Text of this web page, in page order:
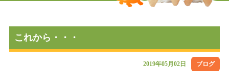
これから・・・
2019年05月02日 ブログ